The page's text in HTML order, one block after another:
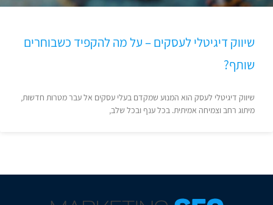
שיווק דיגיטלי לעסקים – על מה להקפיד כשבוחרים
שותף?
שיווק דיגיטלי לעסק הוא המנוע שמקדם בעלי עסקים אל עבר מטרות חדשות,
מיתוג רחב וצמיחה אמיתית. בכל ענף ובכל שלב,